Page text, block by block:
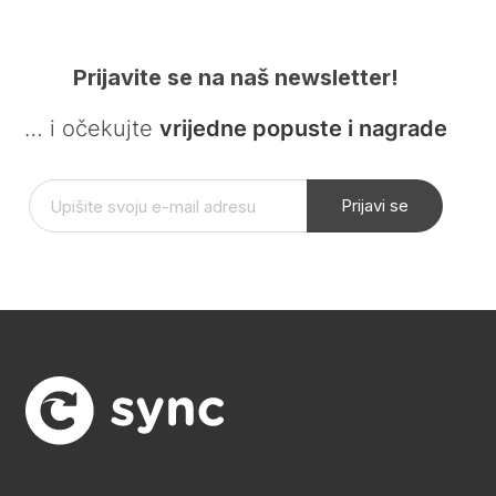
Prijavite se na naš newsletter!
… i očekujte vrijedne popuste i nagrade
Prijavi se